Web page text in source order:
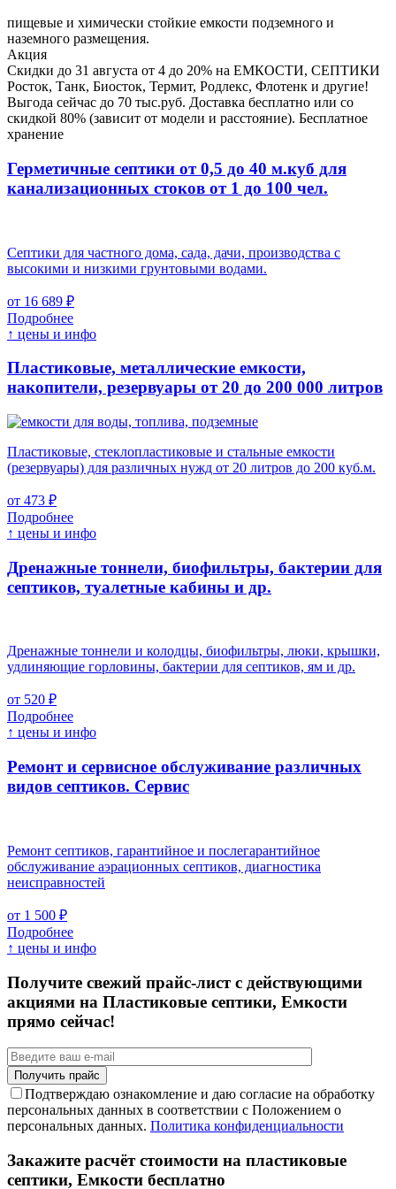
пищевые и химически стойкие емкости подземного и
наземного размещения.
Акция
Скидки до 31 августа от 4 до 20% на ЕМКОСТИ, СЕПТИКИ
Росток, Танк, Биосток, Термит, Родлекс, Флотенк и другие!
Выгода сейчас до 70 тыс.руб. Доставка бесплатно или со
скидкой 80% (зависит от модели и расстояние). Бесплатное
хранение
Герметичные септики от 0,5 до 40 м.куб для
канализационных стоков от 1 до 100 чел.
Септики для частного дома, сада, дачи, производства с
высокими и низкими грунтовыми водами.
от 16 689 ₽
Подробнее
↑ цены и инфо
Пластиковые, металлические емкости,
накопители, резервуары от 20 до 200 000 литров
Пластиковые, стеклопластиковые и стальные емкости
(резервуары) для различных нужд от 20 литров до 200 куб.м.
от 473 ₽
Подробнее
↑ цены и инфо
Дренажные тоннели, биофильтры, бактерии для
септиков, туалетные кабины и др.
Дренажные тоннели и колодцы, биофильтры, люки, крышки,
удлиняющие горловины, бактерии для септиков, ям и др.
от 520 ₽
Подробнее
↑ цены и инфо
Ремонт и сервисное обслуживание различных
видов септиков. Сервис
Ремонт септиков, гарантийное и послегарантийное
обслуживание аэрационных септиков, диагностика
неисправностей
от 1 500 ₽
Подробнее
↑ цены и инфо
Получите свежий прайс-лист с действующими
акциями на Пластиковые септики, Емкости
прямо сейчас!
Подтверждаю ознакомление и даю согласие на обработку
персональных данных в соответствии с Положением о
персональных данных. Политика конфиденциальности
Закажите расчёт стоимости на пластиковые
септики, Емкости бесплатно